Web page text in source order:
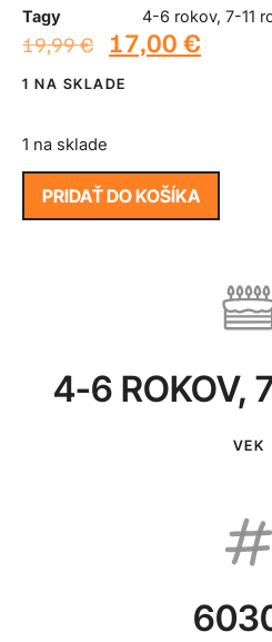
Tagy
4-6 rokov, 7-11
19,99€ 17,00 €
1 NA SKLADE
1 na sklade
PRIDAŤ DO KOŠÍKA
4-6 ROKOV,
VEK